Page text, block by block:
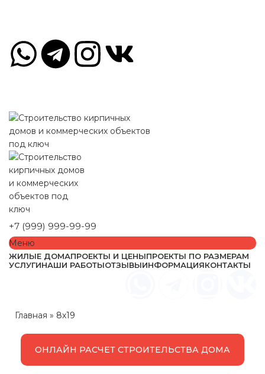
+7 (999) 999-99-99
Меню
ЖИЛЫЕ ДОМАПРОЕКТЫ И ЦЕНЫПРОЕКТЫ ПО РАЗМЕРАМ
УСЛУГИНАШИ РАБОТЫОТЗЫВЫИНФОРМАЦИЯКОНТАКТЫ
Главная » 8x19
ОНЛАЙН РАСЧЕТ СТРОИТЕЛЬСТВА ДОМА